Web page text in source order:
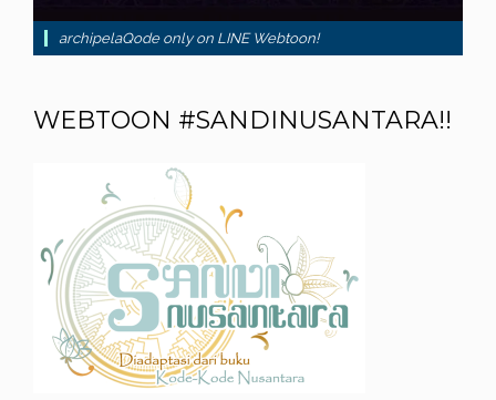
archipelaQode only on LINE Webtoon!
WEBTOON #SANDINUSANTARA!!